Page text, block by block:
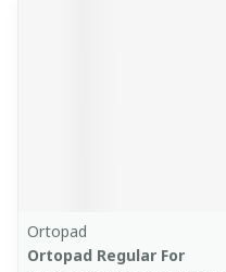
Ortopad
Ortopad Regular For